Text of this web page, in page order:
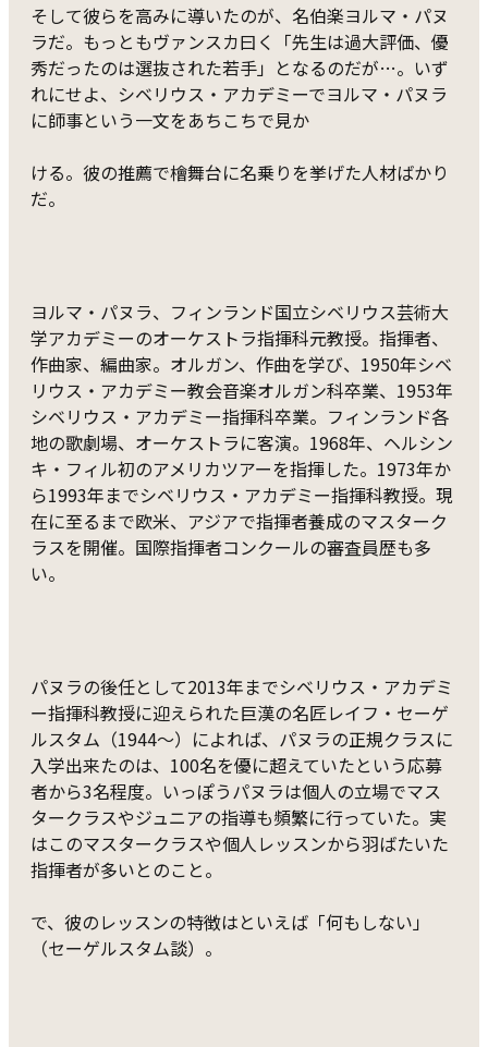
そして彼らを高みに導いたのが、名伯楽ヨルマ・パヌ
ラだ。もっともヴァンスカ曰く「先生は過大評価、優
秀だったのは選抜された若手」となるのだが…。いず
れにせよ、シベリウス・アカデミーでヨルマ・パヌラ
に師事という一文をあちこちで見か
ける。彼の推薦で檜舞台に名乗りを挙げた人材ばかり
だ。
ヨルマ・パヌラ、フィンランド国立シベリウス芸術大
学アカデミーのオーケストラ指揮科元教授。指揮者、
作曲家、編曲家。オルガン、作曲を学び、1950年シベ
リウス・アカデミー教会音楽オルガン科卒業、1953年
シベリウス・アカデミー指揮科卒業。フィンランド各
地の歌劇場、オーケストラに客演。1968年、ヘルシン
キ・フィル初のアメリカツアーを指揮した。1973年か
ら1993年までシベリウス・アカデミー指揮科教授。現
在に至るまで欧米、アジアで指揮者養成のマスターク
ラスを開催。国際指揮者コンクールの審査員歴も多
い。
パヌラの後任として2013年までシベリウス・アカデミ
ー指揮科教授に迎えられた巨漢の名匠レイフ・セーゲ
ルスタム（1944～）によれば、パヌラの正規クラスに
入学出来たのは、100名を優に超えていたという応募
者から3名程度。いっぽうパヌラは個人の立場でマス
タークラスやジュニアの指導も頻繁に行っていた。実
はこのマスタークラスや個人レッスンから羽ばたいた
指揮者が多いとのこと。
で、彼のレッスンの特徴はといえば「何もしない」
（セーゲルスタム談）。